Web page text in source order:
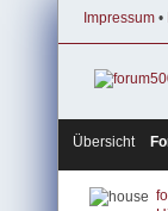
Impressum •
Übersicht